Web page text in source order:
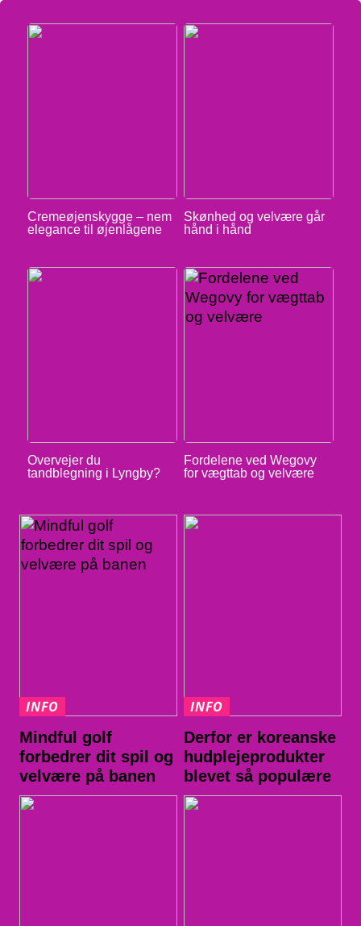
Cremeøjenskygge – nem
elegance til øjenlågene
Skønhed og velvære går
hånd i hånd
Overvejer du
tandblegning i Lyngby?
Fordelene ved Wegovy
for vægttab og velvære
INFO
Mindful golf
forbedrer dit spil og
velvære på banen
INFO
Derfor er koreanske
hudplejeprodukter
blevet så populære